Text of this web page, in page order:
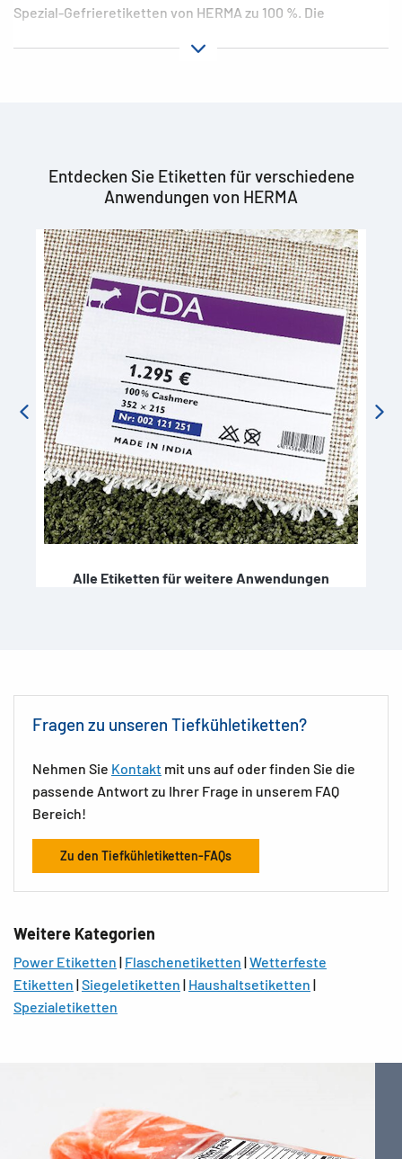
Spezial-Gefrieretiketten von HERMA zu 100 %. Die
Grad Celsius und + 60 Grad Celsius. Es ist sogar möglich,
Die speziellen Tiefkühletiketten dienen in erster Linie zur
Gefrierschrank. Es handelt sich hierbei um Klebeetiketten,
die besonders gut haften und bedruckt werden können.
Selbstverständlich besteht auch die Möglichkeit, die
klebenden Etiketten außerhalb des Gefrierschranks zu
nutzen. HERMA stellt die Tiefkühlaufkleber aus
hochwertigem Spezialpapier her. Dieses ist chlorfrei
gebleicht. Zusätzlich verwenden wir lösemittelfreien
Haftkleber.
Gefrier-Aufkleber zum Bedrucken– so
funktioniert es
Ein großes Problem bei Tiefkühletiketten ist, dass die
Beschriftung nach einiger Zeit an Qualität verliert. Dies gilt
Tiefkühlaufkleber können hingegen bedruckt werden.
Entdecken Sie Etiketten für verschiedene
Anwendungen von HERMA
Alle Etiketten für weitere Anwendungen
Fragen zu unseren Tiefkühletiketten?
Nehmen Sie Kontakt mit uns auf oder finden Sie die
passende Antwort zu Ihrer Frage in unserem FAQ
Bereich!
Zu den Tiefkühletiketten-FAQs
Weitere Kategorien
Power Etiketten | Flaschenetiketten |Wetterfeste
Etiketten |Siegeletiketten | Haushaltsetiketten |
Spezialetiketten